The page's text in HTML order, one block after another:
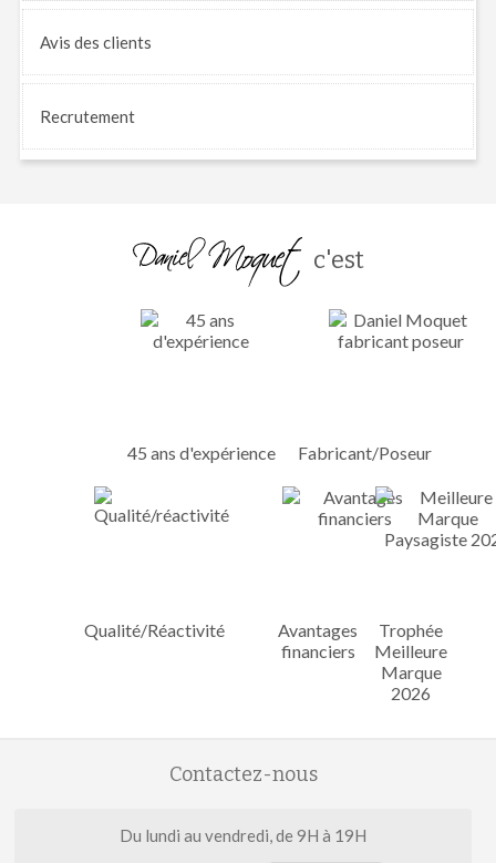
Avis des clients
Recrutement
c'est
45 ans d'expérience Fabricant/Poseur
Qualité/Réactivité
Avantages
financiers
Trophée
Meilleure
Marque
2026
Contactez-nous
Du lundi au vendredi, de 9H à 19H